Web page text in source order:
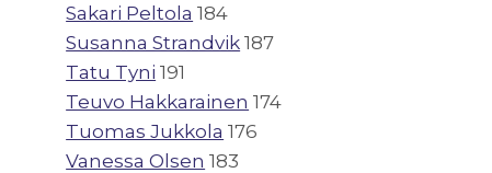
Sakari Peltola 184
Susanna Strandvik 187
Tatu Tyni 191
Teuvo Hakkarainen 174
Tuomas Jukkola 176
Vanessa Olsen 183